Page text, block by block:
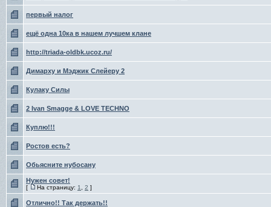
первый налог
ещё одна 10ка в нашем лучшем клане
http://triada-oldbk.ucoz.ru/
Димарху и Мэджик Слейеру 2
Кулаку Силы
2 Ivan Smagge & LOVE TECHNO
Куплю!!!
Ростов есть?
Обьясните нубосану
Нужен совет!
[ На страницу: 1 2 ]
Отлично!! Так держать!!